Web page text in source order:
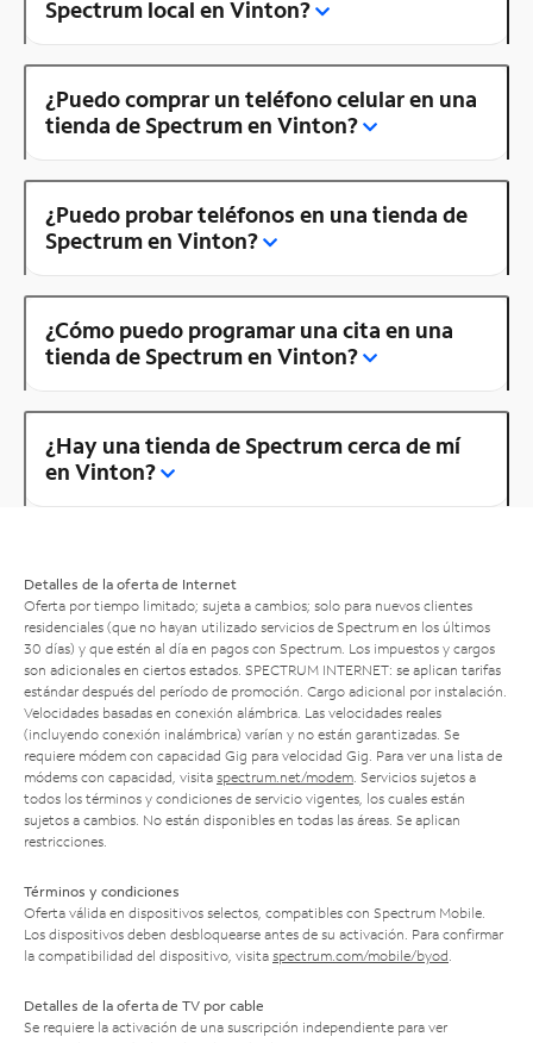
Spectrum local en Vinton?
¿Puedo comprar un teléfono celular en una
tienda de Spectrum en Vinton?
¿Puedo probar teléfonos en una tienda de
Spectrum en Vinton?
¿Cómo puedo programar una cita en una
tienda de Spectrum en Vinton?
¿Hay una tienda de Spectrum cerca de mí
en Vinton?
Detalles de la oferta de Internet
Oferta por tiempo limitado; sujeta a cambios; solo para nuevos clientes
residenciales (que no hayan utilizado servicios de Spectrum en los últimos
30 días) y que estén al día en pagos con Spectrum. Los impuestos y cargos
son adicionales en ciertos estados. SPECTRUM INTERNET: se aplican tarifas
estándar después del período de promoción. Cargo adicional por instalación.
Velocidades basadas en conexión alámbrica. Las velocidades reales
(incluyendo conexión inalámbrica) varían y no están garantizadas. Se
requiere módem con capacidad Gig para velocidad Gig. Para ver una lista de
módems con capacidad, visita spectrum.net/modem . Servicios sujetos a
todos los términos y condiciones de servicio vigentes, los cuales están
sujetos a cambios. No están disponibles en todas las áreas. Se aplican
restricciones.
Términos y condiciones
Oferta válida en dispositivos selectos, compatibles con Spectrum Mobile.
Los dispositivos deben desbloquearse antes de su activación. Para confirmar
la compatibilidad del dispositivo, visita spectrum.com/mobile/byod
Detalles de la oferta de TV por cable
Se requiere la activación de una suscripción independiente para ver